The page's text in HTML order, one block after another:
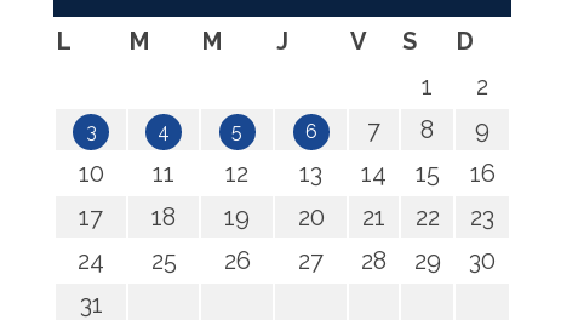
L
M M J V S
D
1
2
3 4 5 6 7 8
9
10
11 12 13 14 15
16
17
18 19 20 21 22
23
24
25 26 27 28 29
30
31